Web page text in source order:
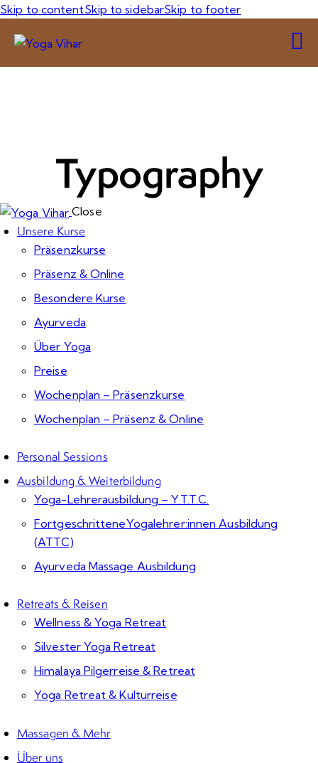
Skip to contentSkip to sidebarSkip to footer
Typography
Close
Unsere Kurse
Präsenzkurse
Präsenz & Online
Besondere Kurse
Ayurveda
Über Yoga
Preise
Wochenplan – Präsenzkurse
Wochenplan – Präsenz & Online
Personal Sessions
Ausbildung & Weiterbildung
Yoga-Lehrerausbildung – Y.T.T.C.
FortgeschritteneYogalehrer:innen Ausbildung
(ATTC)
Ayurveda Massage Ausbildung
Retreats & Reisen
Wellness & Yoga Retreat
Silvester Yoga Retreat
Himalaya Pilgerreise & Retreat
Yoga Retreat & Kulturreise
Massagen & Mehr
Über uns